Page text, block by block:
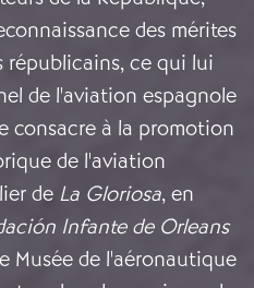
des mérites
républicains, ce qui lui
de l'aviation espagnole
consacre à la promotion
de l'aviation
de La Gloriosa, en
Infante de Orleans
Musée de l'aéronautique